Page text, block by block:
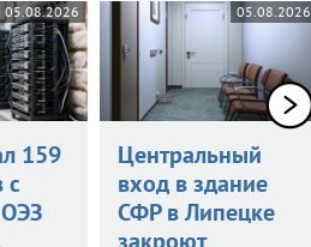
05.08.2026
159
с
05.08.2026
Центральный
вход в здание
СФР в Липецке
закроют